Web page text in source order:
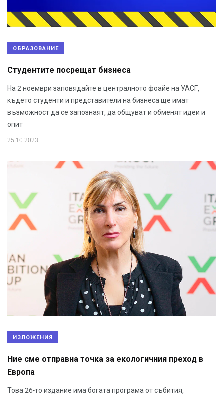
ОБРАЗОВАНИЕ
Студентите посрещат бизнеса
На 2 ноември заповядайте в централното фоайе на УАСГ,
където студенти и представители на бизнеса ще имат
възможност да се запознаят, да общуват и обменят идеи и
опит
25.10.2023
ИЗЛОЖЕНИЯ
Ние сме отправна точка за екологичния преход в
Европа
Това 26-то издание има богата програма от събития,